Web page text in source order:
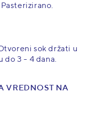
Pasterizirano.
sok držati u
do 3 - 4 dana.
VREDNOST NA